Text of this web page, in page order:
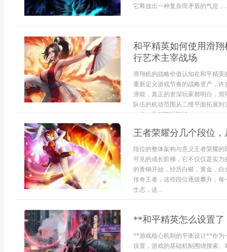
它释放出一种复杂而矛盾的气息，
和平精英如何使用滑
行艺术主宰战场
滑翔机的战略价值认知在和平精
重新定义游戏节奏的战略资产，
潜能，真正的资深玩家都明白，
队伍的机动范围从二维平面拓展
一点，是驾驭滑翔机...
王者荣耀分几个段位
段位的整体架构与意义王者荣耀
可见的成长阶梯，它不仅仅是实
的青铜开始，经历白银，黄金，
传奇王者，这些段位逐级攀升，
生态，这...
**和平精英怎么设置
**游戏核心机制的平衡设计**作为
设置，游戏的基础机制围绕搜索